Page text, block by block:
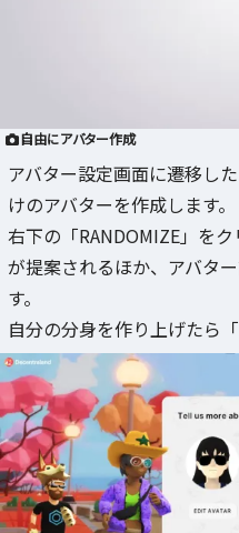
自由にアバター作成
アバター設定画面に遷移し
けのアバターを作成します。
右下の「RANDOMIZE」を
が提案されるほか、アバタ
す。
自分の分身を作り上げたら